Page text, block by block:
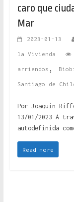
caro que
Mar
2023-01-13
la Vivienda
arriendos ,
Santiago de
Por Joaquín
13/01/2023 A
autodefinida
Read more